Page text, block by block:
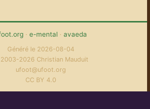
· e-mental· avaeda
Généré le 2026-08-04
2026 Christian Mauduit
ufoot@ufoot.org
CC BY 4.0